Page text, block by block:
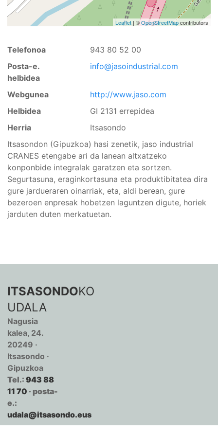
Leaflet | ©OpenStreetMapcontributors
Telefonoa
943 80 52 00
Posta-e.
helbidea
info@jasoindustrial.com
Webgunea
http://www.jaso.com
Helbidea
GI 2131 errepidea
Herria
Itsasondo
Itsasondon (Gipuzkoa) hasi zenetik, jaso industrial
CRANES etengabe ari da lanean altxatzeko
konponbide integralak garatzen eta sortzen.
Segurtasuna, eraginkortasuna eta produktibitatea dira
gure jardueraren oinarriak, eta, aldi berean, gure
bezeroen enpresak hobetzen laguntzen digute, horiek
jarduten duten merkatuetan.
ITSASONDOKO
UDALA
Nagusia
kalea, 24.
20249 ·
Itsasondo ·
Gipuzkoa
Tel.: 943 88
11 70 · posta-
e.:
udala@itsasondo.eus